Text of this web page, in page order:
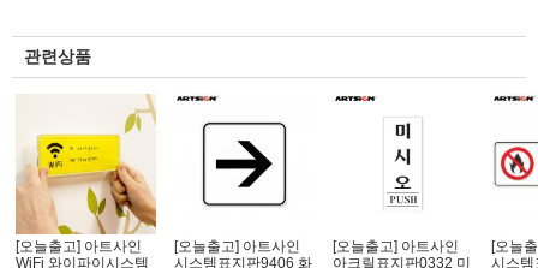
관련상품
[오늘출고] 아트사인
WiFi 와이파이시스템
[오늘출고] 아트사인
시스템표지판9406 화
[오늘출고] 아트사인
아크릴표지판0332 미
[오늘
시스